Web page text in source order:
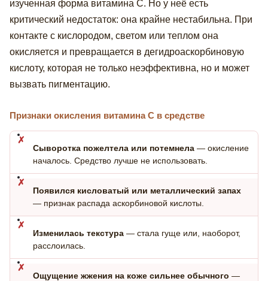
изученная форма витамина С. Но у неё есть
критический недостаток: она крайне нестабильна. При
контакте с кислородом, светом или теплом она
окисляется и превращается в дегидроаскорбиновую
кислоту, которая не только неэффективна, но и может
вызвать пигментацию.
Признаки окисления витамина С в средстве
Сыворотка пожелтела или потемнела — окисление
началось. Средство лучше не использовать.
Появился кисловатый или металлический запах
— признак распада аскорбиновой кислоты.
Изменилась текстура — стала гуще или, наоборот,
расслоилась.
Ощущение жжения на коже сильнее обычного —